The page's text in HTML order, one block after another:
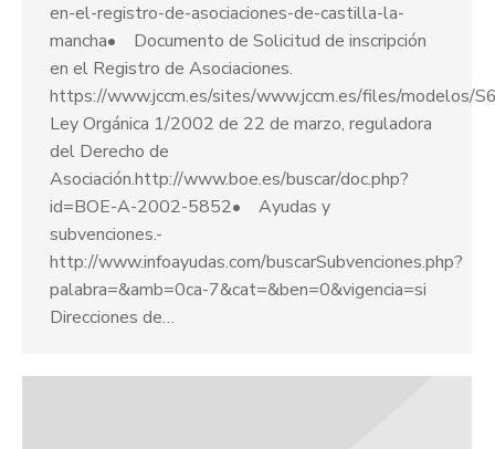
en-el-registro-de-asociaciones-de-castilla-la-
mancha• Documento de Solicitud de inscripción
en el Registro de Asociaciones.
https://www.jccm.es/sites/www.jccm.es/files/modelos/
Ley Orgánica 1/2002 de 22 de marzo, reguladora
del Derecho de
Asociación.http://www.boe.es/buscar/doc.php?
id=BOE-A-2002-5852• Ayudas y
subvenciones.-
http://www.infoayudas.com/buscarSubvenciones.php?
palabra=&amb=0ca-7&cat=&ben=0&vigencia=si
Direcciones de…